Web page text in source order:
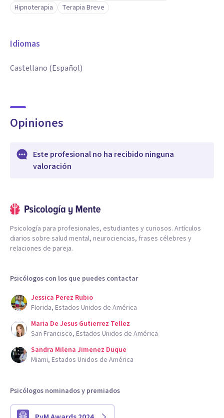
Hipnoterapia
Terapia Breve
Idiomas
Castellano (Español)
Opiniones
Este profesional no ha recibido ninguna
valoración
Psicología para profesionales, estudiantes y curiosos. Artículos
diarios sobre salud mental, neurociencias, frases célebres y
relaciones de pareja.
Psicólogos con los que puedes contactar
Jessica Perez Rubio
Florida, Estados Unidos de América
Maria De Jesus Gutierrez Tellez
San Francisco, Estados Unidos de América
Sandra Milena Jimenez Duque
Miami, Estados Unidos de América
Psicólogos nominados y premiados